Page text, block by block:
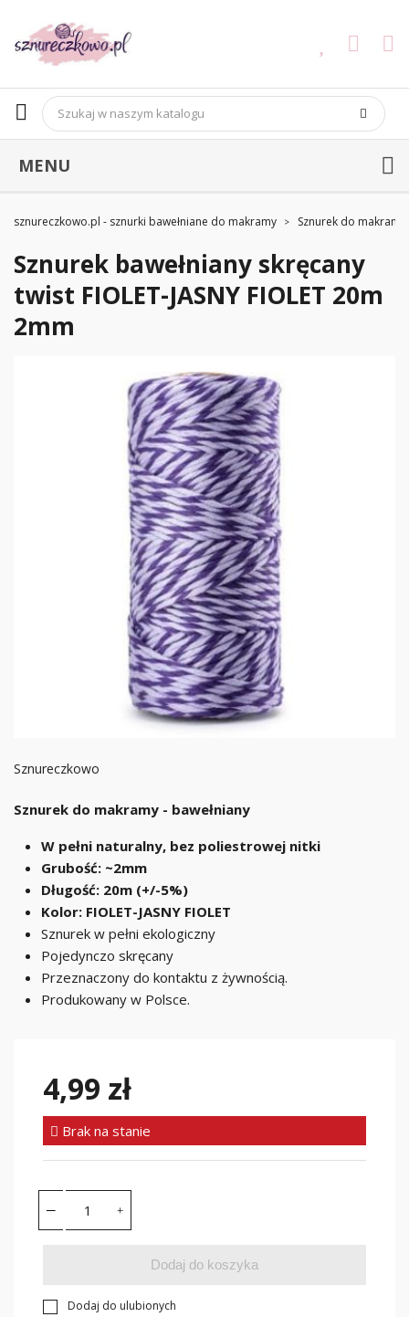
MENU
sznureczkowo.pl - sznurki bawełniane do makramy Sznurek do makramy
Sznurek bawełniany skręcany
twist FIOLET-JASNY FIOLET 20m
2mm
Sznureczkowo
Sznurek do makramy - bawełniany
W pełni naturalny, bez poliestrowej nitki
Grubość: ~2mm
Długość: 20m (+/-5%)
Kolor: FIOLET-JASNY FIOLET
Sznurek w pełni ekologiczny
Pojedynczo skręcany
Przeznaczony do kontaktu z żywnością.
Produkowany w Polsce.
4,99 zł
Brak na stanie
Dodaj do koszyka
Dodaj do ulubionych